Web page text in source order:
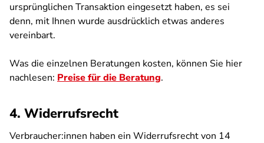
ursprünglichen Transaktion eingesetzt haben, es sei
denn, mit Ihnen wurde ausdrücklich etwas anderes
vereinbart.
Was die einzelnen Beratungen kosten, können Sie hier
nachlesen: Preise für die Beratung.
4. Widerrufsrecht
Verbraucher:innen haben ein Widerrufsrecht von 14